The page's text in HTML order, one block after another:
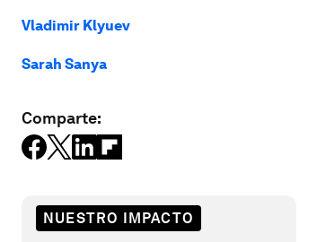
Vladimir Klyuev
Sarah Sanya
Comparte:
NUESTRO IMPACTO